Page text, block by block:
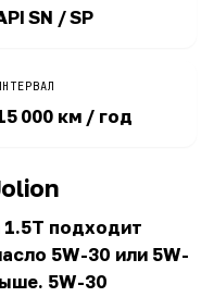
SN / SP
000 км / год
подходит
5W-30 или 5W-
5W-30